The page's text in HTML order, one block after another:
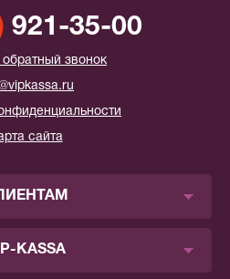
921-35-00
обратный звонок
сайта
KASSA